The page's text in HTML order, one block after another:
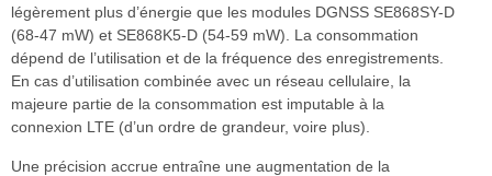
légèrement plus d’énergie que les modules DGNSS SE868SY-D
(68-47 mW) et SE868K5-D (54-59 mW). La consommation
dépend de l’utilisation et de la fréquence des enregistrements.
En cas d’utilisation combinée avec un réseau cellulaire, la
majeure partie de la consommation est imputable à la
connexion LTE (d’un ordre de grandeur, voire plus).
Une précision accrue entraîne une augmentation de la